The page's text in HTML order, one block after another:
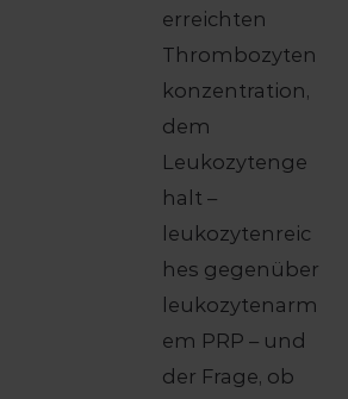
erreichten
Thrombozyten
konzentration,
dem
Leukozytenge
halt –
leukozytenreic
hes gegenüber
leukozytenarm
em PRP – und
der Frage, ob